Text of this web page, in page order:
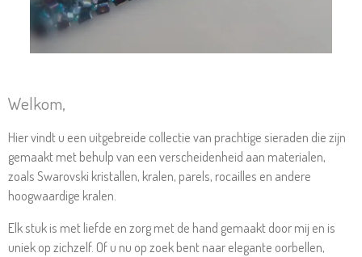
Welkom,
Hier vindt u een uitgebreide collectie van prachtige sieraden die zijn
gemaakt met behulp van een verscheidenheid aan materialen,
zoals Swarovski kristallen, kralen, parels, rocailles en andere
hoogwaardige kralen.
Elk stuk is met liefde en zorg met de hand gemaakt door mij en is
uniek op zichzelf. Of u nu op zoek bent naar elegante oorbellen,